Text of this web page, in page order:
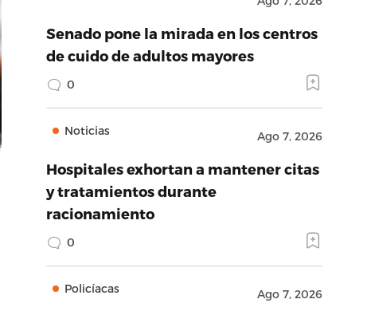
Senado pone la mirada en los centros
de cuido de adultos mayores
0
Noticias Ago 7, 2026
Hospitales exhortan a mantener citas
y tratamientos durante
racionamiento
0
Policíacas Ago 7, 2026